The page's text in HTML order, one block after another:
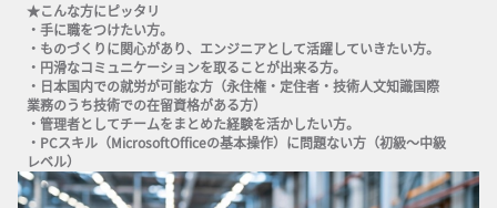
★こんな方にピッタリ
・手に職をつけたい方。
・ものづくりに関心があり、エンジニアとして活躍していきたい方。
・円滑なコミュニケーションを取ることが出来る方。
・日本国内での就労が可能な方（永住権・定住者・技術人文知識国際
業務のうち技術での在留資格がある方）
・管理者としてチームをまとめた経験を活かしたい方。
・PCスキル（MicrosoftOfficeの基本操作）に問題ない方（初級～中級
レベル）